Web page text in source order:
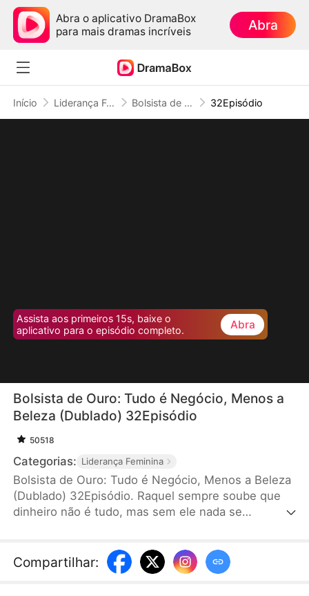
Abra o aplicativo DramaBox
para mais dramas incríveis
Abra
Início Liderança Feminina Bolsista de Ouro: Tudo é Negócio, Menos a Beleza (Dublado) 32Episódio
Assista aos primeiros 15s, baixe o
aplicativo para o episódio completo.
Abra
Bolsista de Ouro: Tudo é Negócio, Menos a
Beleza (Dublado) 32Episódio
50518
Categorias: Liderança Feminina
Bolsista de Ouro: Tudo é Negócio, Menos a Beleza
(Dublado) 32Episódio. Raquel sempre soube que
dinheiro não é tudo, mas sem ele nada se
nova bolsista chega à escola, sua rotina pacata vira
um turbilhão. Aos poucos, ela percebe que seus
Compartilhar: